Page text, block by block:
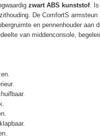
zwart ABS kunststof. Is
De ComfortS
en pennenhouder aan
van middenconsole,